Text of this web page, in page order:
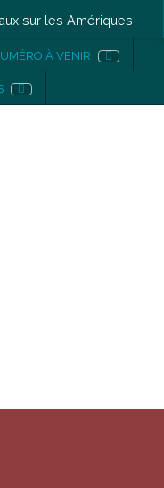
À VENIR